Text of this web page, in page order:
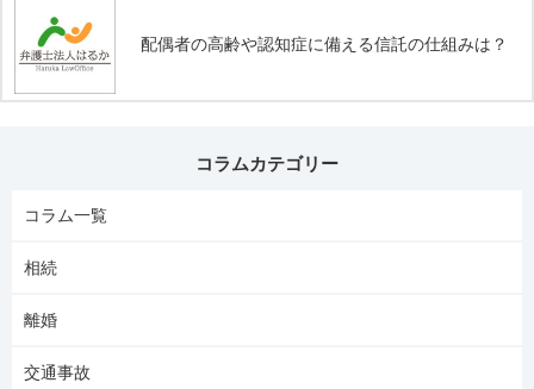
配偶者の高齢や認知症に備える信託の仕組みは？
コラムカテゴリー
コラム一覧
相続
離婚
交通事故